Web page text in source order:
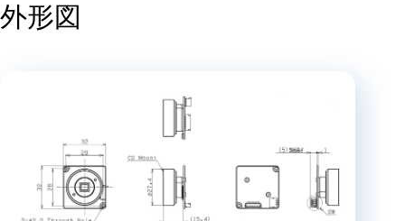
外形図